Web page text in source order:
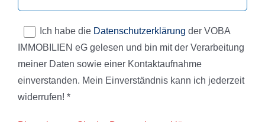
Ich habe die Datenschutzerklärung der VOBA
IMMOBILIEN eG gelesen und bin mit der Verarbeitung
meiner Daten sowie einer Kontaktaufnahme
einverstanden. Mein Einverständnis kann ich jederzeit
widerrufen! *